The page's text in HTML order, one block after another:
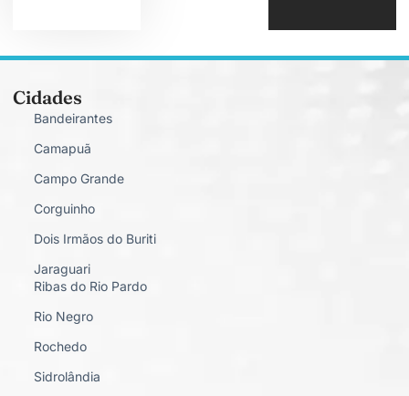
Cidades
Bandeirantes
Camapuã
Campo Grande
Corguinho
Dois Irmãos do Buriti
Jaraguari
Ribas do Rio Pardo
Rio Negro
Rochedo
Sidrolândia